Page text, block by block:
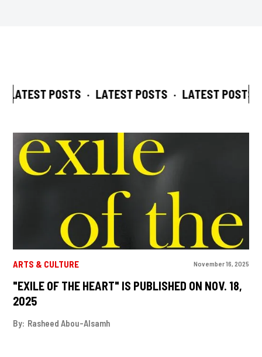
LATEST POSTS · LATEST POSTS · LATEST POSTS
ARTS & CULTURE November 16, 2025
"EXILE OF THE HEART" IS PUBLISHED ON NOV. 18,
2025
By: Rasheed Abou-Alsamh